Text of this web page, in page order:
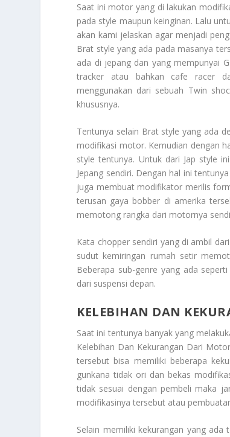
Saat ini motor yang di lakukan
pada style maupun keinginan. Lalu
akan kami jelaskan agar menjadi
Brat style yang ada pada masanya
ada di jepang dan yang mempunyai
tracker atau bahkan cafe racer
menggunakan dari sebuah Twin
khususnya.
Tentunya selain Brat style yang ada
modifikasi motor. Kemudian dengan
style tentunya. Untuk dari Jap style
Jepang sendiri. Dengan hal ini
juga membuat modifikator merilis
terusan gaya bobber di amerika
memotong rangka dari motornya
Kata chopper sendiri yang di ambil
sudut kemiringan rumah setir
Beberapa sub-genre yang ada
dari suspensi depan.
KELEBIHAN DAN
Saat ini tentunya banyak yang
Kelebihan Dan Kekurangan Dari
tersebut bisa memiliki beberapa
gunkana tidak ori dan bekas
tidak sesuai dengan pembeli maka
modifikasinya tersebut atau
Selain memiliki kekurangan yang